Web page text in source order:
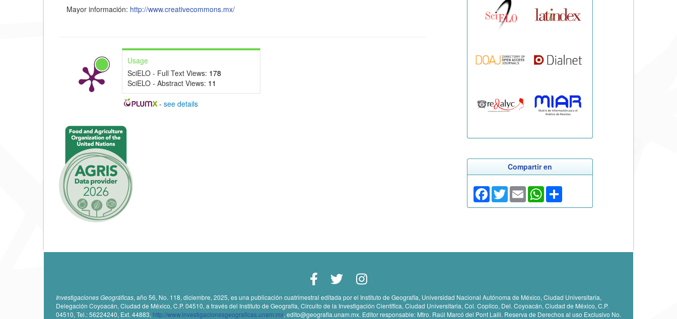
c
o
Mayor información: http://www.creativecommons.mx/
Usage
SciELO - Full Text Views: 178
SciELO - Abstract Views: 11
- see details
Compartir en
Facebook
TwitterEmailWhatsApp
Share
Investigaciones Geográficas, año 56, No. 118, diciembre, 2025, es una publicación cuatrimestral editada por el Instituto de Geografía, Universidad Nacional Autónoma de México, Ciudad Universitaria,
Delegación Coyoacán, Ciudad de México, C.P. 04510, a través del Instituto de Geografía, Circuito de la Investigación Científica, Ciudad Universitaria, Col. Copilco, Del. Coyoacán, Ciudad de México, C.P.
04510, Tel.: 56224240, Ext. 44883, http://www.investigacionesgeograficas.unam.mx, edito@geografia.unam.mx. Editor responsable: Mtro. Raúl Marcó del Pont Lalli. Reserva de Derechos al uso Exclusivo No.